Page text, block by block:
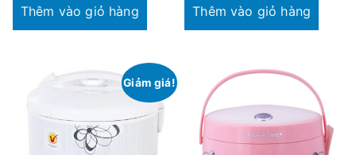
Thêm vào giỏ hàng Thêm vào giỏ hàng
Giảm giá!